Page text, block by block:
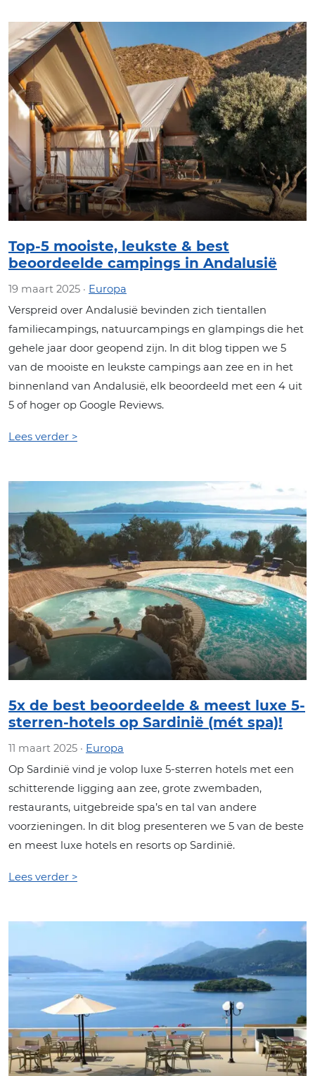
Top-5 mooiste, leukste & best
beoordeelde campings in Andalusië
19 maart 2025 · Europa
Verspreid over Andalusië bevinden zich tientallen
familiecampings, natuurcampings en glampings die het
gehele jaar door geopend zijn. In dit blog tippen we 5
van de mooiste en leukste campings aan zee en in het
binnenland van Andalusië, elk beoordeeld met een 4 uit
5 of hoger op Google Reviews.
Lees verder >
5x de best beoordeelde & meest luxe 5-
sterren-hotels op Sardinië (mét spa)!
11 maart 2025 · Europa
Op Sardinië vind je volop luxe 5-sterren hotels met een
schitterende ligging aan zee, grote zwembaden,
restaurants, uitgebreide spa’s en tal van andere
voorzieningen. In dit blog presenteren we 5 van de beste
en meest luxe hotels en resorts op Sardinië.
Lees verder >